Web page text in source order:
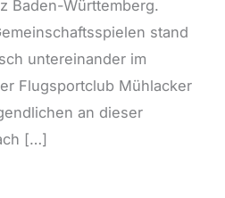
Baden-Württemberg.
stand
untereinander im
Flugsportclub Mühlacker
an dieser
[…]